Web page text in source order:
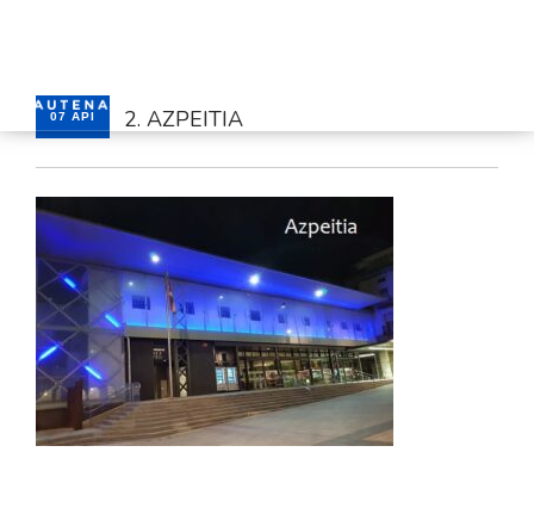
HASIERA
GAUTENA
AUTISMOA
KOMUNIKAZIOA
ZERBITZUAK
BERRIAK
HARREMANETARAKO
AREA PRIBATUA
07 API 2. AZPEITIA